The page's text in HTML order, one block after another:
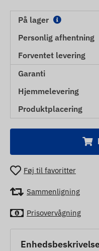
På lager
Personlig afhentning
Forventet levering
Garanti
Hjemmelevering
Produktplacering
Føj til favoritter
Sammenligning
Prisovervågning